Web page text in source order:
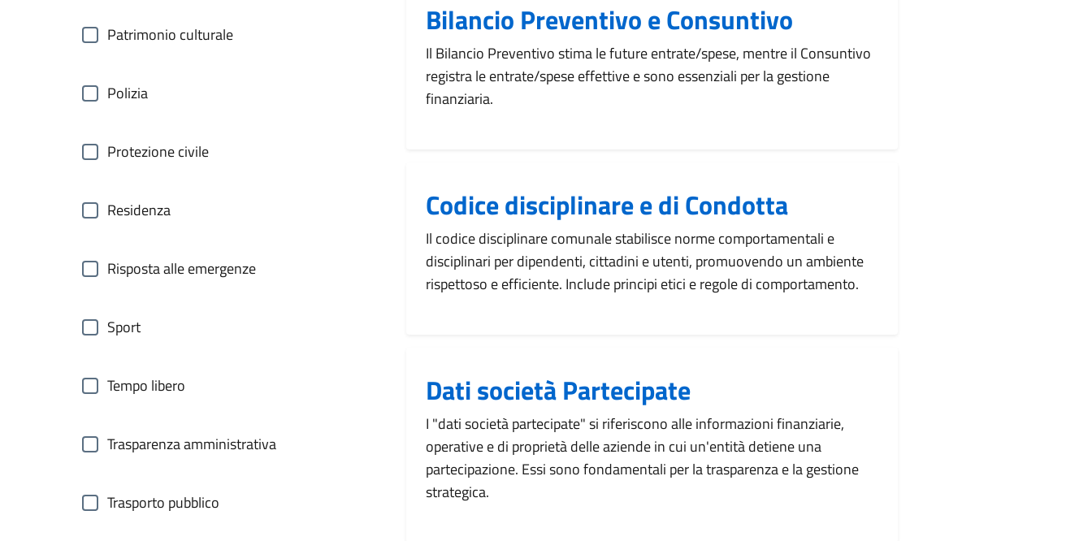
Patrimonio culturale
Polizia
Protezione civile
Residenza
Risposta alle emergenze
Sport
Tempo libero
Trasparenza amministrativa
Trasporto pubblico
Bilancio Preventivo e Consuntivo
Il Bilancio Preventivo stima le future entrate/spese, mentre il Consuntivo
registra le entrate/spese effettive e sono essenziali per la gestione
finanziaria.
Codice disciplinare e di Condotta
Il codice disciplinare comunale stabilisce norme comportamentali e
disciplinari per dipendenti, cittadini e utenti, promuovendo un ambiente
rispettoso e efficiente. Include principi etici e regole di comportamento.
Dati società Partecipate
I "dati società partecipate" si riferiscono alle informazioni finanziarie,
operative e di proprietà delle aziende in cui un'entità detiene una
partecipazione. Essi sono fondamentali per la trasparenza e la gestione
strategica.